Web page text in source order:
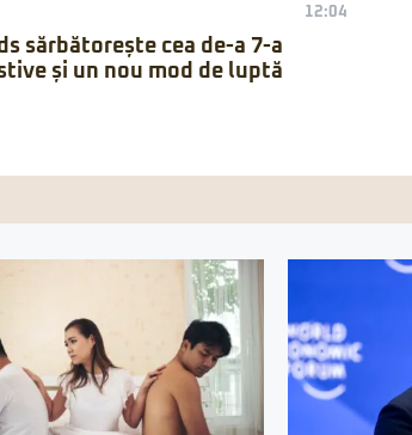
12:04
sărbătorește cea de-a 7-a
și un nou mod de luptă